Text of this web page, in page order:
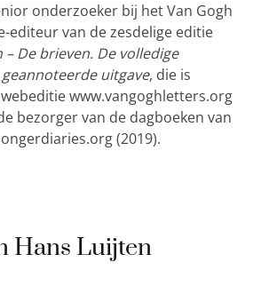
onderzoeker bij het Van Gogh
editeur van de zesdelige editie
– De brieven. De volledige
uitgave, die is
www.vangoghletters.org
bezorger van de dagboeken van
(2019).
Hans Luijten